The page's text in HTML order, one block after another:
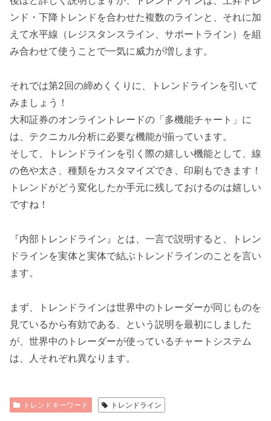
ンド・下降トレンドを合わせた複数のラインと、それに加
えて水平線（レジスタンスライン、サポートライン）を組
み合わせて使うことで一気に威力が増します。
それでは第2回の締めくくりに、トレンドラインを引いて
みましょう！
大和証券のオンライントレードの「多機能チャート」に
は、テクニカル分析に必要な機能が揃っています。
そして、トレンドラインを引く際の嬉しい機能として、線
の色や太さ、種類をカスタマイズでき、印刷もできます！
トレンドがどう変化したか手元に残しておけるのは嬉しい
ですね！
『内部トレンドライン』とは、一言で説明すると、トレン
ドラインを実体と実体で結ぶトレンドラインのことを言い
ます。
まず、トレンドラインは世界中のトレーダーが同じものを
見ているから有効である、という説明を最初にしました
が、世界中のトレーダーが使っているチャートシステム
は、人それぞれ異なります。
トレンドキーワード トレンドライン